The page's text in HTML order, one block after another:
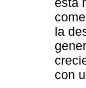
la
con